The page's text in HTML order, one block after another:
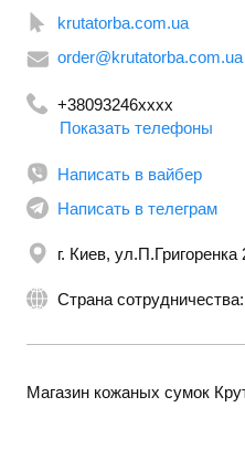
krutatorba.com.ua
order@krutatorba.com.ua
+38093246xxxx
Показать телефоны
Написать в вайбер
Написать в телеграм
г. Киев, ул.П.Григоренка
Страна
Магазин кожаных сумок